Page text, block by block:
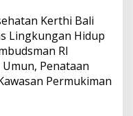
Kerthi Bali
Lingkungan Hidup
RI
Penataan
Permukiman